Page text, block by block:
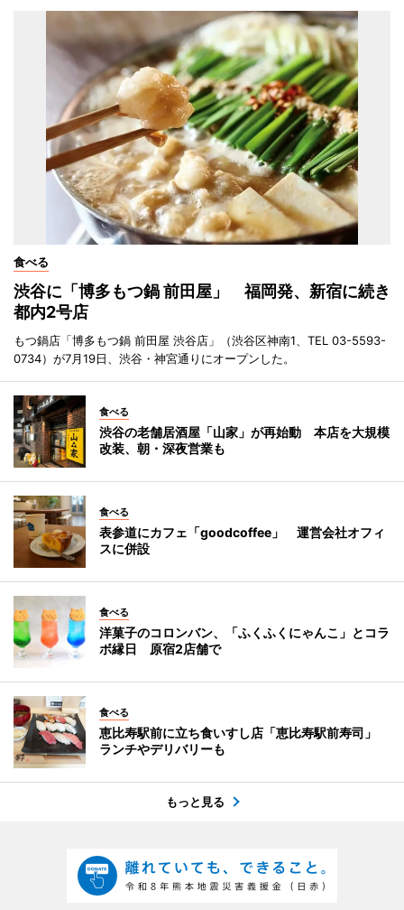
食べる
渋谷に「博多もつ鍋 前田屋」 福岡発、新宿に続き
都内2号店
もつ鍋店「博多もつ鍋 前田屋 渋谷店」（渋谷区神南1、TEL 03-5593-
0734）が7月19日、渋谷・神宮通りにオープンした。
食べる
渋谷の老舗居酒屋「山家」が再始動 本店を大規模
改装、朝・深夜営業も
食べる
表参道にカフェ「goodcoffee」 運営会社オフィ
スに併設
食べる
洋菓子のコロンバン、「ふくふくにゃんこ」とコラ
ボ縁日 原宿2店舗で
食べる
恵比寿駅前に立ち食いすし店「恵比寿駅前寿司」
ランチやデリバリーも
もっと見る